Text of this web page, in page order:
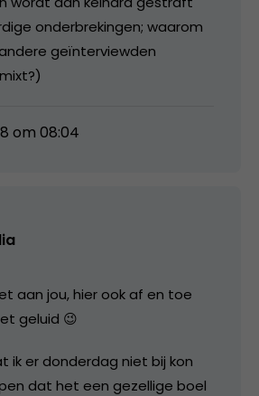
onderbrekingen; waarom
geïnterviewden
om 08:04
aan jou, hier ook af en toe
geluid 😉
ik er donderdag niet bij kon
dat het een gezellige boel